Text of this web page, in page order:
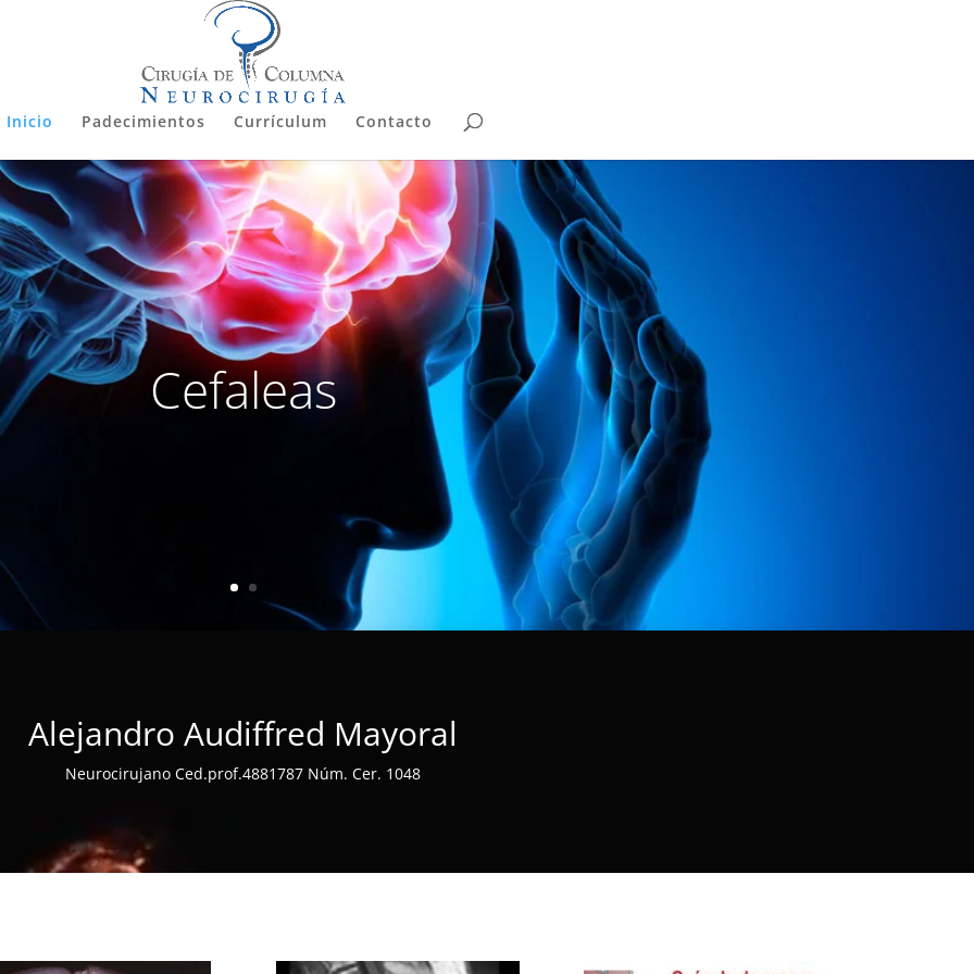
Inicio Padecimientos Currículum Contacto
Cefaleas
Alejandro Audiffred Mayoral
Neurocirujano Ced.prof.4881787 Núm. Cer. 1048